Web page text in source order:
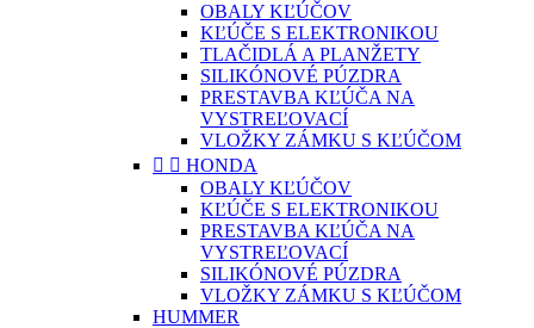
OBALY KĽÚČOV
KĽÚČE S ELEKTRONIKOU
TLAČIDLÁ A PLANŽETY
SILIKÓNOVÉ PÚZDRA
PRESTAVBA KĽÚČA NA
VYSTREĽOVACÍ
VLOŽKY ZÁMKU S KĽÚČOM
  HONDA
OBALY KĽÚČOV
KĽÚČE S ELEKTRONIKOU
PRESTAVBA KĽÚČA NA
VYSTREĽOVACÍ
SILIKÓNOVÉ PÚZDRA
VLOŽKY ZÁMKU S KĽÚČOM
HUMMER